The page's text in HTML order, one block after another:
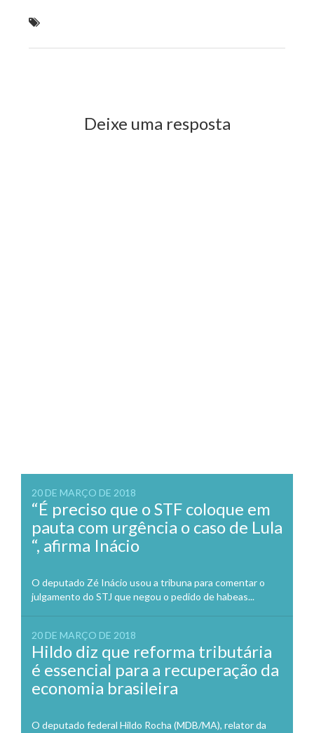
Deixe uma resposta
20 DE MARÇO DE 2018
“É preciso que o STF coloque em
pauta com urgência o caso de Lula
“, afirma Inácio
O deputado Zé Inácio usou a tribuna para comentar o
julgamento do STJ que negou o pedido de habeas...
20 DE MARÇO DE 2018
Hildo diz que reforma tributária
é essencial para a recuperação da
economia brasileira
O deputado federal Hildo Rocha (MDB/MA), relator da